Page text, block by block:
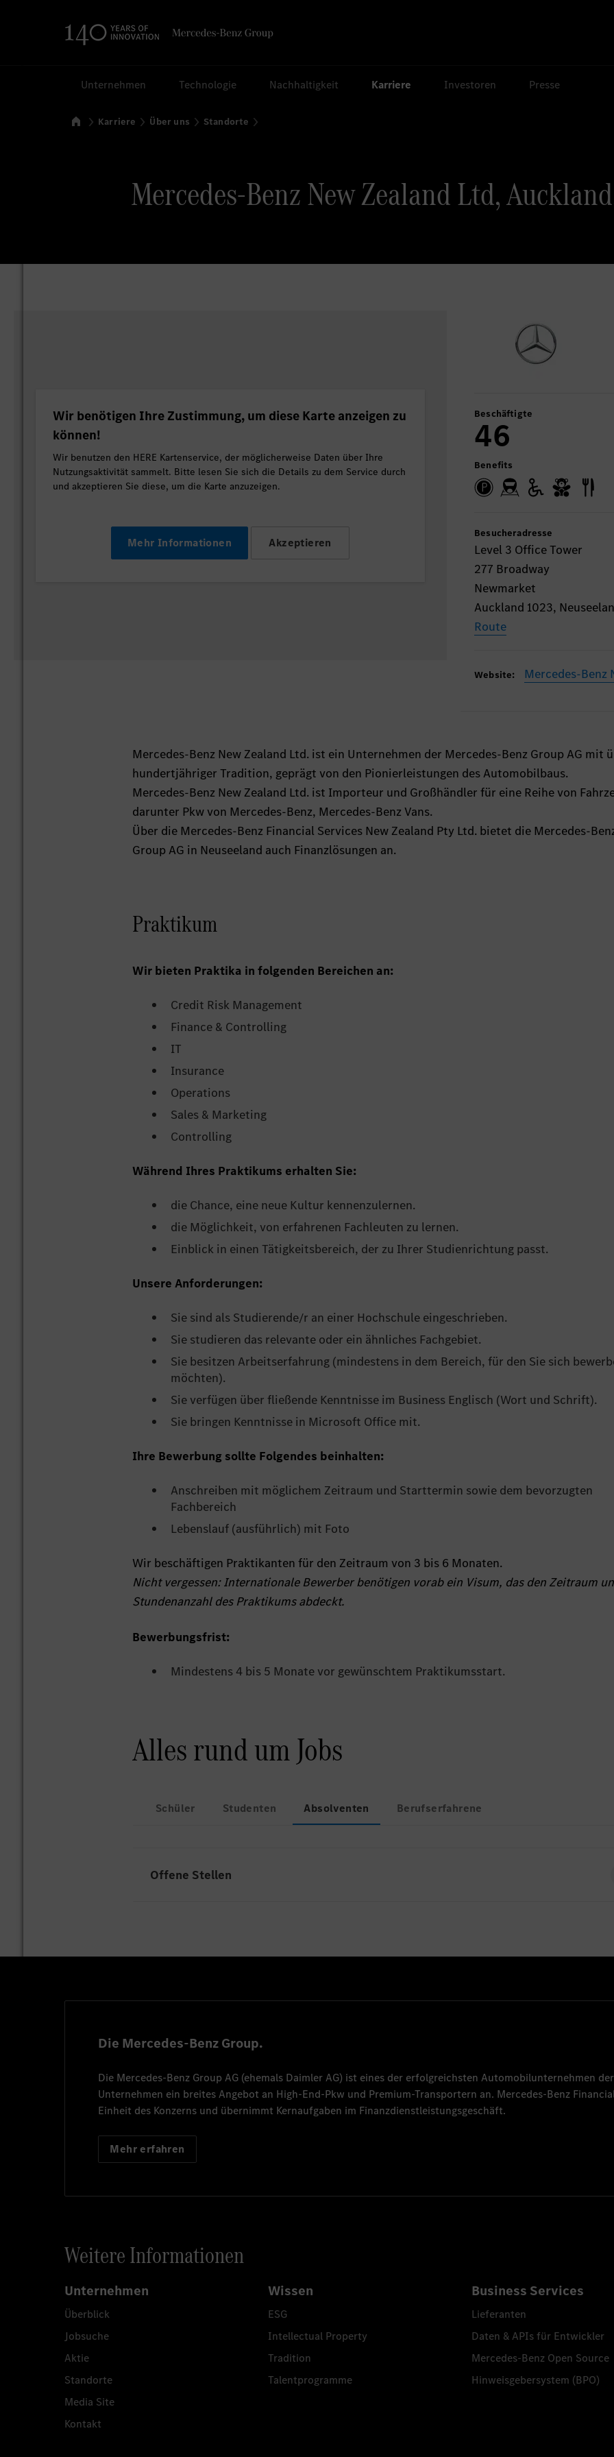
Unternehmen Technologie Nachhaltigkeit Karriere Investoren Presse
Startseite
Karriere Über uns Standorte
Mercedes-Benz New Zealand Ltd,
Wir benötigen Ihre Zustimmung, um diese Karte anzeigen zu
können!
Wir benutzen den HERE Kartenservice, der möglicherweise Daten über Ihre
Nutzungsaktivität sammelt. Bitte lesen Sie sich die Details zu dem Service durch
und akzeptieren Sie diese, um die Karte anzuzeigen.
Mehr Informationen Akzeptieren
Beschäftigte
46
Benefits
Besucheradresse
Level 3 Office Tower
277 Broadway
Newmarket
Auckland 1023,
Route
Website: Mercedes-Benz
Mercedes-Benz New Zealand Ltd. ist ein Unternehmen der Mercedes-Benz Group AG mit
hundertjähriger Tradition, geprägt von den Pionierleistungen des Automobilbaus.
Mercedes-Benz New Zealand Ltd. ist Importeur und Großhändler für eine Reihe von
darunter Pkw von Mercedes-Benz, Mercedes-Benz Vans.
Über die Mercedes-Benz Financial Services New Zealand Pty Ltd. bietet die Mercedes-
Group AG in Neuseeland auch Finanzlösungen an.
Praktikum
Wir bieten Praktika in folgenden Bereichen an:
Credit Risk Management
Finance & Controlling
IT
Insurance
Operations
Sales & Marketing
Controlling
Während Ihres Praktikums erhalten Sie:
die Chance, eine neue Kultur kennenzulernen.
die Möglichkeit, von erfahrenen Fachleuten zu lernen.
Einblick in einen Tätigkeitsbereich, der zu Ihrer Studienrichtung passt.
Unsere Anforderungen:
Sie sind als Studierende/r an einer Hochschule eingeschrieben.
Sie studieren das relevante oder ein ähnliches Fachgebiet.
Sie besitzen Arbeitserfahrung (mindestens in dem Bereich, für den Sie sich
möchten).
Sie verfügen über fließende Kenntnisse im Business Englisch (Wort und Schrift).
Sie bringen Kenntnisse in Microsoft Office mit.
Ihre Bewerbung sollte Folgendes beinhalten:
Anschreiben mit möglichem Zeitraum und Starttermin sowie dem bevorzugten
Fachbereich
Lebenslauf (ausführlich) mit Foto
Wir beschäftigen Praktikanten für den Zeitraum von 3 bis 6 Monaten.
Nicht vergessen: Internationale Bewerber benötigen vorab ein Visum, das den Zeitraum
Stundenanzahl des Praktikums abdeckt.
Bewerbungsfrist:
Mindestens 4 bis 5 Monate vor gewünschtem Praktikumsstart.
Alles rund um Jobs
Schüler Studenten Absolventen Berufserfahrene
Offene Stellen
Die Mercedes-Benz Group.
Die Mercedes-Benz Group AG (ehemals Daimler AG) ist eines der erfolgreichsten Automobilunternehmen
Unternehmen ein breites Angebot an High-End-Pkw und Premium-Transportern an. Mercedes-Benz
Einheit des Konzerns und übernimmt Kernaufgaben im Finanzdienstleistungsgeschäft.
Mehr erfahren
Weitere Informationen
Unternehmen
Überblick
Jobsuche
Aktie
Standorte
Media Site
Kontakt
Wissen
ESG
Intellectual Property
Tradition
Talentprogramme
Business Services
Lieferanten
Daten & APIs für Entwickler
Mercedes-Benz Open Source
Hinweisgebersystem (BPO)